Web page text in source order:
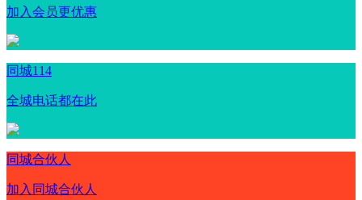
加入会员更优惠
同城114
全城电话都在此
同城合伙人
加入同城合伙人